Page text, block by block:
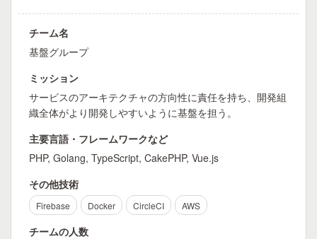
チーム名
基盤グループ
ミッション
サービスのアーキテクチャの方向性に責任を持ち、開発組
織全体がより開発しやすいように基盤を担う。
主要言語・フレームワークなど
PHP, Golang, TypeScript, CakePHP, Vue.js
その他技術
Firebase Docker CircleCI AWS
チームの人数